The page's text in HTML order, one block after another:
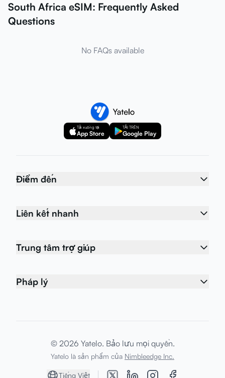
South Africa eSIM: Frequently Asked
Questions
No FAQs available
Tải xuống tại
App Store
TẢI TRÊN
Google Play
Điểm đến
Liên kết nhanh
Trung tâm trợ giúp
Pháp lý
© 2026 Yatelo. Bảo lưu mọi quyền.
Yatelo là sản phẩm của Nimbleedge Inc.
Tiếng Việt